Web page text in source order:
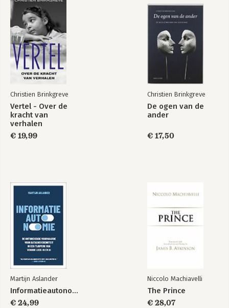
Samen slim
verschil
Bekijk alle boeken
Kringen in het water
Boeken die ons inspireerden
Christien Brinkgreve
Vertel - Over de
kracht van
verhalen
€ 19,99
Christien Brinkgreve
De ogen van de
ander
€ 17,50
Martijn Aslander
Informatieautonomie
€ 24,99
Niccolo Machiavelli
The Prince
€ 28,07